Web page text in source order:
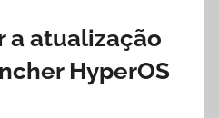
a atualização
HyperOS